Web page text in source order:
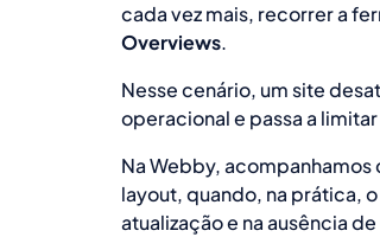
cada vez mais, recorrer a
Overviews.
Nesse cenário, um site
operacional e passa a
Na Webby,
layout, quando, na prática,
atualização e na ausência